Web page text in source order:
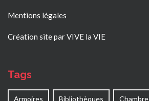
Mentions légales
Création site par VIVE la VIE
Tags
Armoires Bibliothèques